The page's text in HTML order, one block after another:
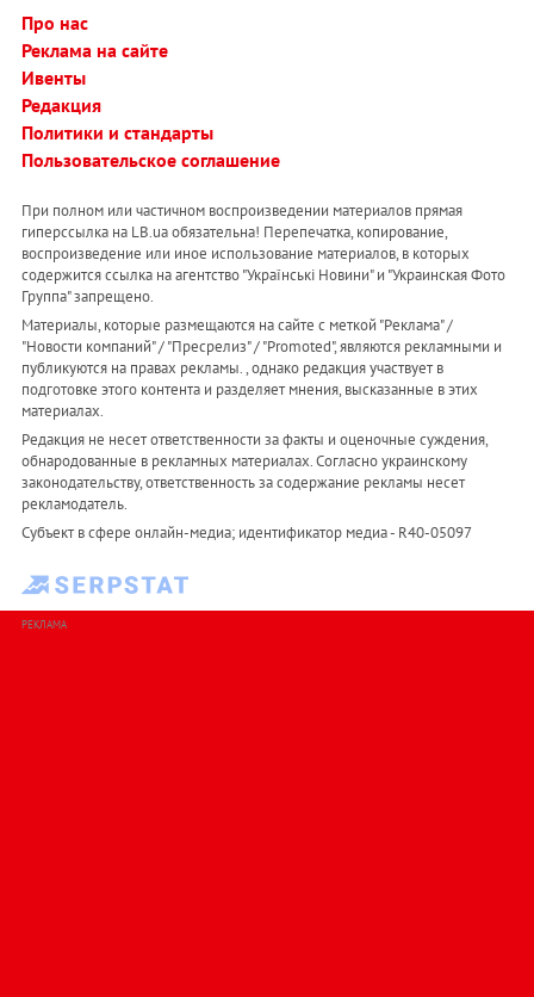
Про нас
Реклама на сайте
Ивенты
Редакция
Политики и стандарты
Пользовательское соглашение
При полном или частичном воспроизведении материалов прямая
гиперссылка на LB.ua обязательна! Перепечатка, копирование,
воспроизведение или иное использование материалов, в которых
содержится ссылка на агентство "Українськi Новини" и "Украинская Фото
Группа" запрещено.
Материалы, которые размещаются на сайте с меткой "Реклама" /
"Новости компаний" / "Пресрелиз" / "Promoted", являются рекламными и
публикуются на правах рекламы. , однако редакция участвует в
подготовке этого контента и разделяет мнения, высказанные в этих
материалах.
Редакция не несет ответственности за факты и оценочные суждения,
обнародованные в рекламных материалах. Согласно украинскому
законодательству, ответственность за содержание рекламы несет
рекламодатель.
Субъект в сфере онлайн-медиа; идентификатор медиа - R40-05097
РЕКЛАМА